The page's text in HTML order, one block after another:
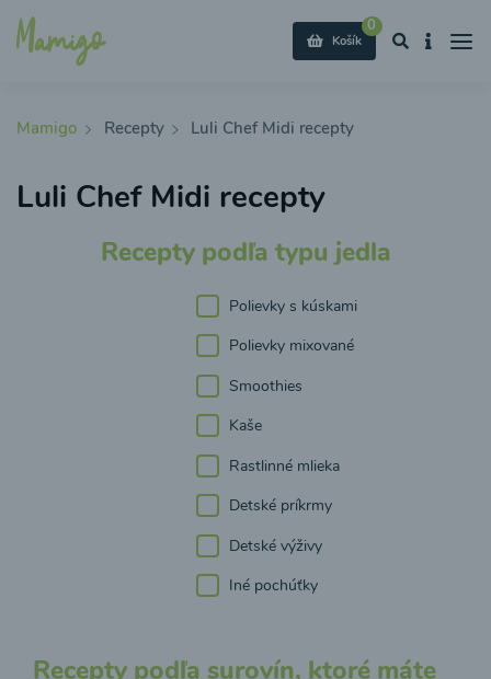
0
Košík
Mamigo Recepty Luli Chef Midi recepty
Luli Chef Midi recepty
Recepty podľa typu jedla
Polievky s kúskami
Polievky mixované
Smoothies
Kaše
Rastlinné mlieka
Detské príkrmy
Detské výživy
Iné pochúťky
Recepty podľa surovín, ktoré máte